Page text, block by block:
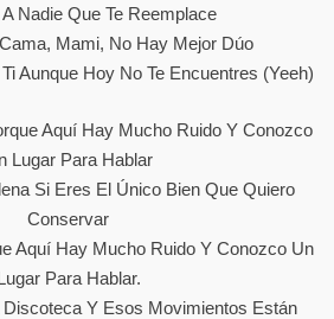
Nadie Que Te Reemplace
Mami, No Hay Mejor Dúo
Aunque Hoy No Te Encuentres (yeeh)
Aquí Hay Mucho Ruido Y Conozco
Lugar Para Hablar
Si Eres El Único Bien Que Quiero
Conservar
Aquí Hay Mucho Ruido Y Conozco Un
Para Hablar.
Discoteca Y Esos Movimientos Están